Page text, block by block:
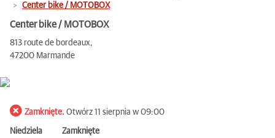
Center bike / MOTOBOX
Center bike / MOTOBOX
813 route de bordeaux,
47200 Marmande
Zamknięte. Otwórz 11 sierpnia w 09:00
Niedziela
Zamknięte